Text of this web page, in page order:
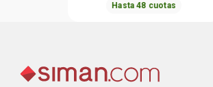
Hasta48 cuotas